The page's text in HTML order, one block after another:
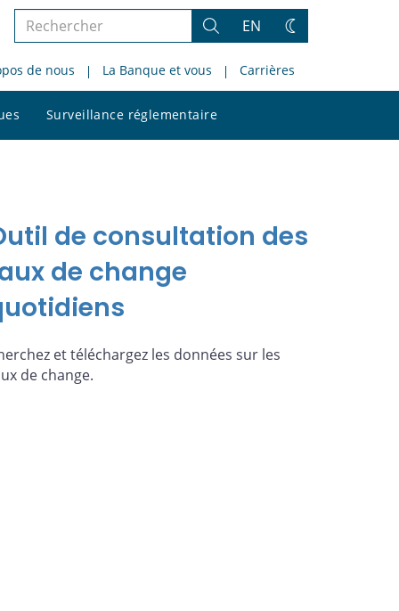
Rechercher
le
site
Rechercher
EN
Changez
thème
de nous La Banque et vous Carrières
Surveillance réglementaire
le
de consultation des
de change
et téléchargez les données sur les
de change.